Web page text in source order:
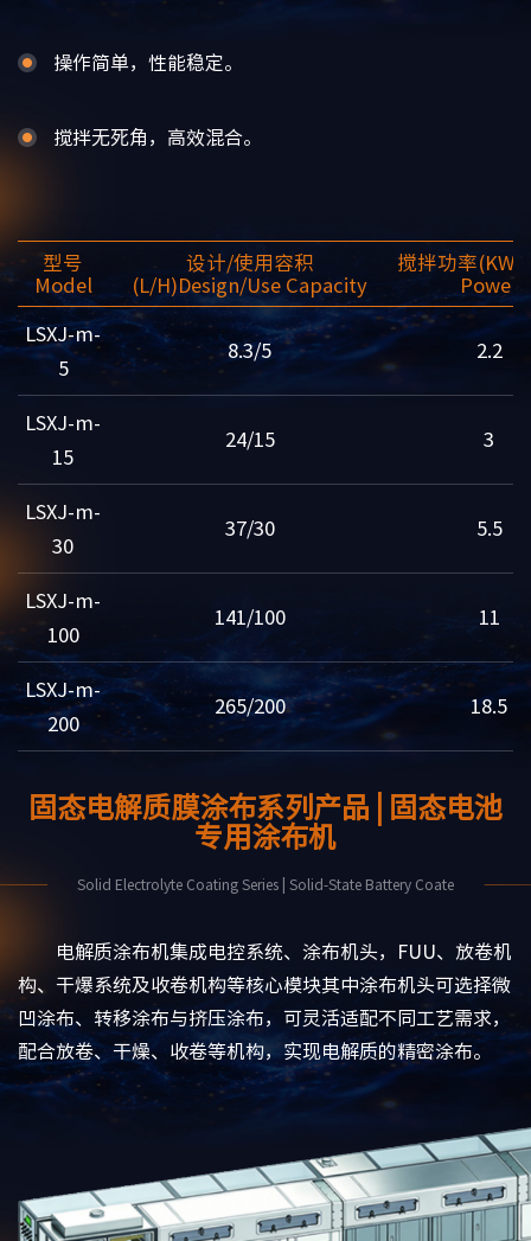
操作简单，性能稳定。
搅拌无死角，高效混合。
型号
Model
设计/使用容积
(L/H)Design/Use Capacity
搅拌功率(KW)
Power
LSXJ-m-
5
8.3/5 2.2
LSXJ-m-
15
24/15 3
LSXJ-m-
30
37/30 5.5
LSXJ-m-
100
141/100 11
LSXJ-m-
200
265/200 18.5
固态电解质膜涂布系列产品 | 固态电池
专用涂布机
Solid Electrolyte Coating Series | Solid-State Battery Coate
电解质涂布机集成电控系统、涂布机头，FUU、放卷机
构、干爆系统及收卷机构等核心模块其中涂布机头可选择微
凹涂布、转移涂布与挤压涂布，可灵活适配不同工艺需求，
配合放卷、干燥、收卷等机构，实现电解质的精密涂布。